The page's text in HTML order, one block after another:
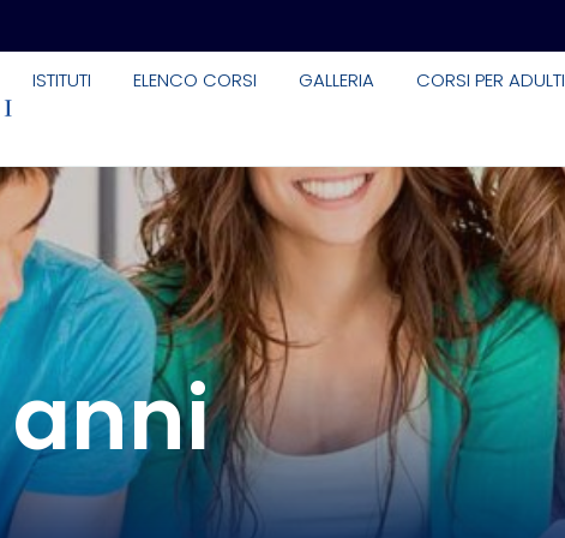
ISTITUTI ELENCO CORSI GALLERIA CORSI PER ADULTI